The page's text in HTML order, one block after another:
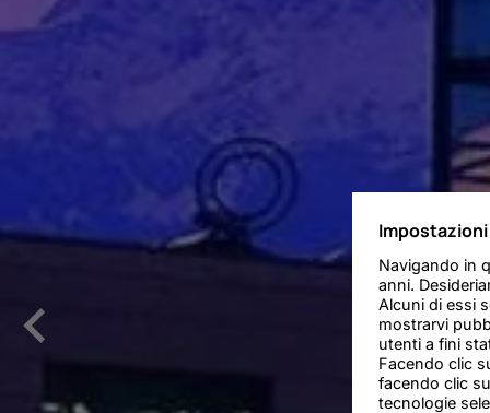
Navigando in
anni.
Alcuni di essi
mostrarvi
utenti a fini
Facendo clic
facendo clic
tecnologie